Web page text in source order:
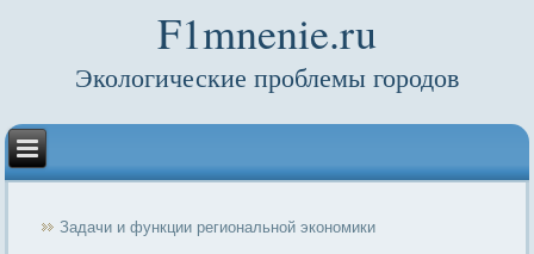
F1mnenie.ru
Экологические проблемы городов
Задачи и функции региональной экономики